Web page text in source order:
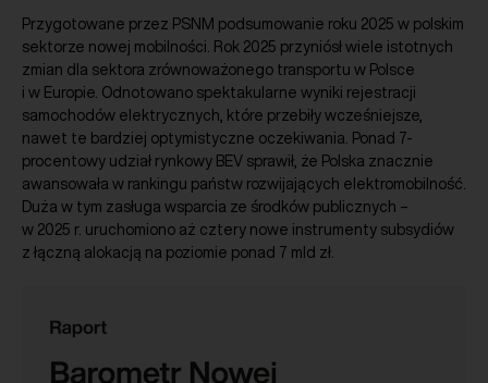
Przygotowane przez PSNM podsumowanie roku 2025 w polskim
sektorze nowej mobilności. Rok 2025 przyniósł wiele istotnych
zmian dla sektora zrównoważonego transportu w Polsce
i w Europie. Odnotowano spektakularne wyniki rejestracji
samochodów elektrycznych, które przebiły wcześniejsze,
nawet te bardziej optymistyczne oczekiwania. Ponad 7-
procentowy udział rynkowy BEV sprawił, że Polska znacznie
awansowała w rankingu państw rozwijających elektromobilność.
Duża w tym zasługa wsparcia ze środków publicznych –
w 2025 r. uruchomiono aż cztery nowe instrumenty subsydiów
z łączną alokacją na poziomie ponad 7 mld zł.